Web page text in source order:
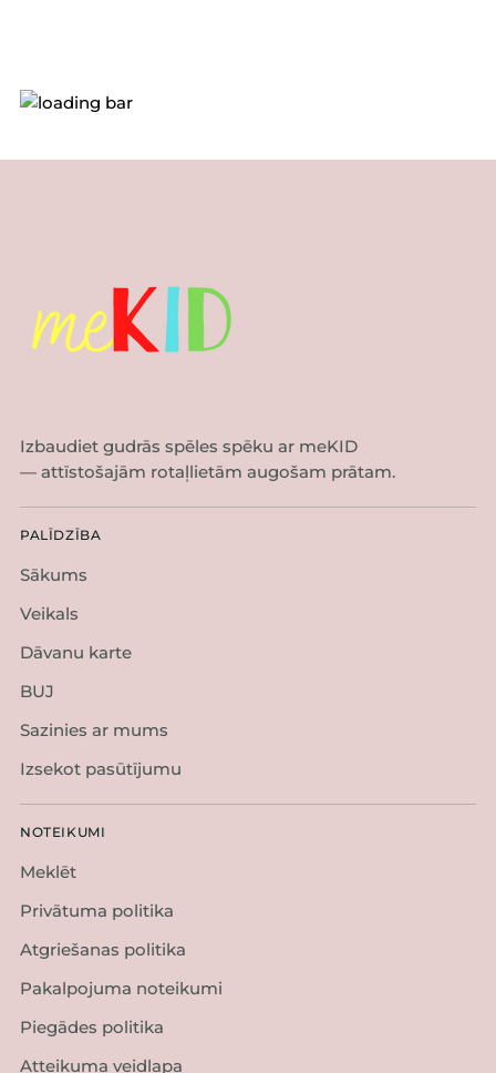
Izbaudiet gudrās spēles spēku ar meKID
— attīstošajām rotaļlietām augošam prātam.
PALĪDZĪBA
Sākums
Veikals
Dāvanu karte
BUJ
Sazinies ar mums
Izsekot pasūtījumu
NOTEIKUMI
Meklēt
Privātuma politika
Atgriešanas politika
Pakalpojuma noteikumi
Piegādes politika
Atteikuma veidlapa